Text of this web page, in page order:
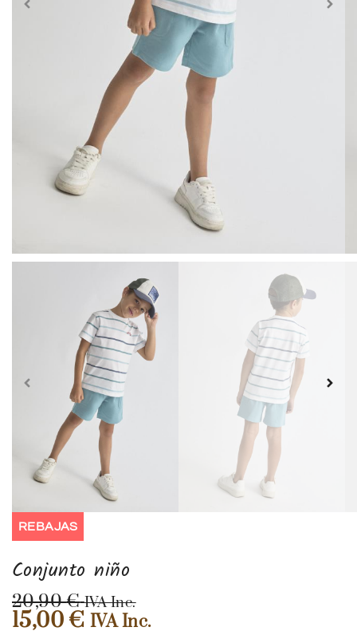
REBAJAS
Conjunto niño
20,90€ IVA Inc.
15,00€ IVA Inc.